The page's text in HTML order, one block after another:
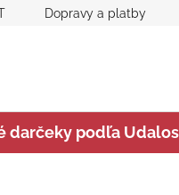
Dopravy a platby
darčeky podľa